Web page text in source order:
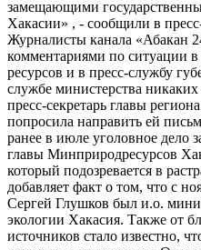
замещающими
Хакасии» , - сообщили в
Журналисты канала «Абакан
комментариями по ситуации
ресурсов и в пресс-службу
службе министерства
пресс-секретарь главы
попросила направить ей
ранее в июле уголовное дело
главы Минприродресурсов
который подозревается в
добавляет факт о том, что с
Сергей Глушков был и.о.
экологии Хакасия. Также от
источников стало известно,